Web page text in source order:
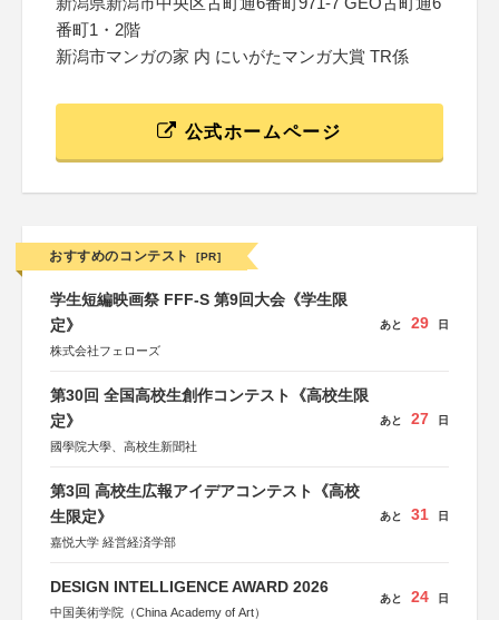
番町1・2階
新潟市マンガの家 内 にいがたマンガ大賞 TR係
公式ホームページ
おすすめのコンテスト [PR]
学生短編映画祭 FFF-S 第9回大会《学生限
定》
株式会社フェローズ
あと 29 日
第30回 全国高校生創作コンテスト《高校生限
定》
國學院大學、高校生新聞社
あと 27 日
第3回 高校生広報アイデアコンテスト《高校
生限定》
嘉悦大学 経営経済学部
あと 31 日
DESIGN INTELLIGENCE AWARD 2026
中国美術学院（China Academy of Art）
あと 24 日